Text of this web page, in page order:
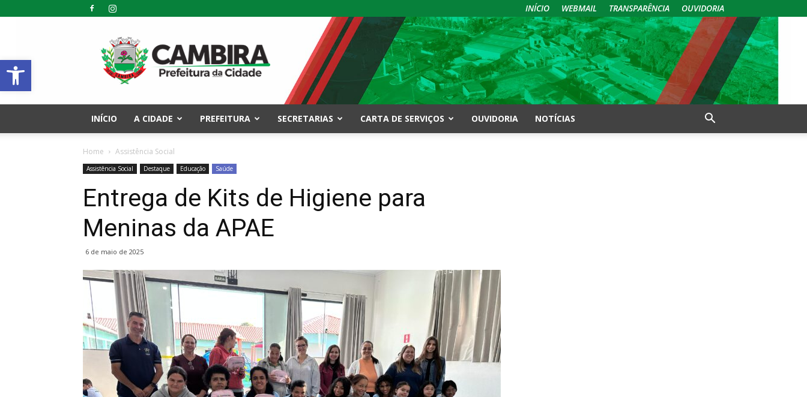
Abrir a barra de ferramentas
INÍCIO WEBMAIL TRANSPARÊNCIA OUVIDORIA
Prefeitura
Municipal
de
Cambira
PR
INÍCIO
A CIDADE PREFEITURA SECRETARIAS CARTA DE SERVIÇOS OUVIDORIA NOTÍCIAS
Home Assistência Social
Assistência Social Destaque Educação Saúde
Entrega de Kits de Higiene para
Meninas da APAE
6 de maio de 2025